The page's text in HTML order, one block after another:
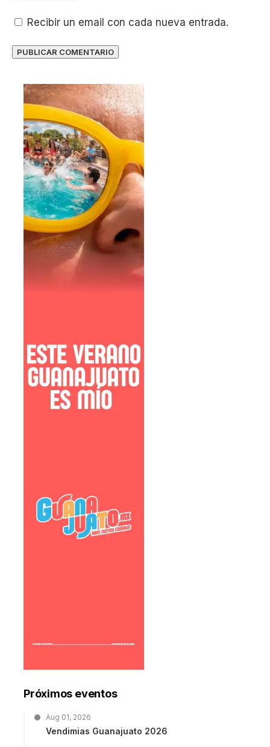
Recibir un email con cada nueva entrada.
Próximos eventos
Aug 01, 2026
Vendimias Guanajuato 2026